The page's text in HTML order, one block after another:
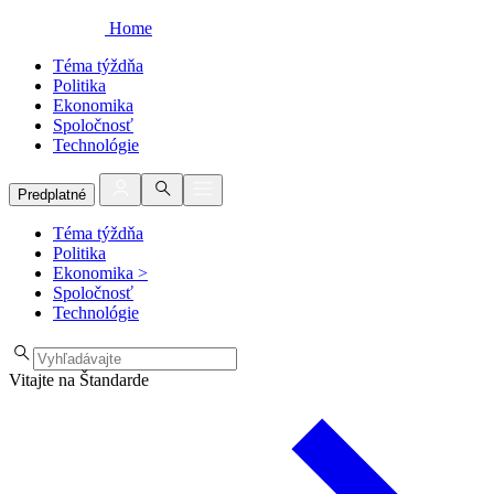
Home
Téma týždňa
Politika
Ekonomika
Spoločnosť
Technológie
Predplatné
Téma týždňa
Politika
Ekonomika >
Spoločnosť
Technológie
Vitajte na Štandarde